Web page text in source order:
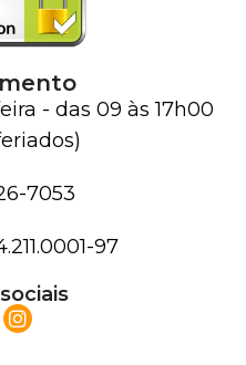
- das 09 às 17h00
7053
97